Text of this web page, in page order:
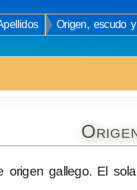
Origen, escudo
origen gallego. El